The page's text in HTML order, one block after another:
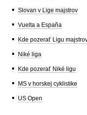
Slovan v Lige majstrov
Vuelta a España
Kde pozerať Ligu
Niké liga
Kde pozerať Niké ligu
MS v horskej cyklistike
US Open